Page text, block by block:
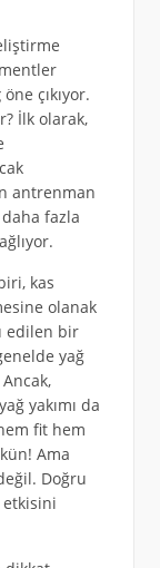
öne çıkıyor.
İlk olarak,
antrenman
fazla
kas
olanak
edilen bir
yağ
yakımı da
fit hem
Ama
Doğru